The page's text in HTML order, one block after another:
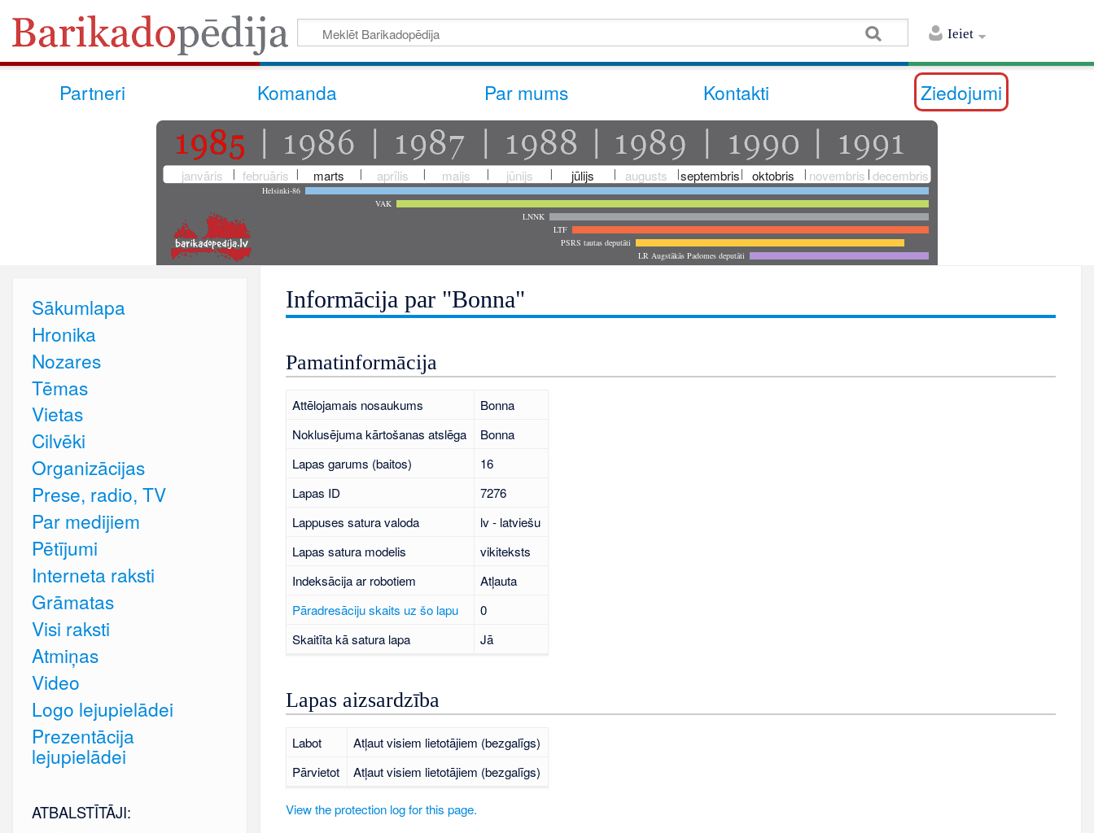
Ieiet
Partneri Komanda Par mums Kontakti Ziedojumi
janvāris februāris marts aprīlis maijs jūnijs jūlijs augusts septembris oktobris novembris decembris
Helsinki-86
VAK
LNNK
LTF
PSRS tautas deputāti
LR Augstākās Padomes deputāti
Informācija par "Bonna"
Pamatinformācija
Attēlojamais nosaukums
Bonna
Noklusējuma kārtošanas atslēga
Bonna
Lapas garums (baitos)
16
Lapas ID
7276
Lappuses satura valoda
lv - latviešu
Lapas satura modelis
vikiteksts
Indeksācija ar robotiem
Atļauta
Pāradresāciju skaits uz šo lapu
0
Skaitīta kā satura lapa
Jā
Lapas aizsardzība
Labot
Atļaut visiem lietotājiem (bezgalīgs)
Pārvietot
Atļaut visiem lietotājiem (bezgalīgs)
View the protection log for this page.
Sākumlapa
Hronika
Nozares
Tēmas
Vietas
Cilvēki
Organizācijas
Prese, radio, TV
Par medijiem
Pētījumi
Interneta raksti
Grāmatas
Visi raksti
Atmiņas
Video
Logo lejupielādei
Prezentācija
lejupielādei
ATBALSTĪTĀJI: